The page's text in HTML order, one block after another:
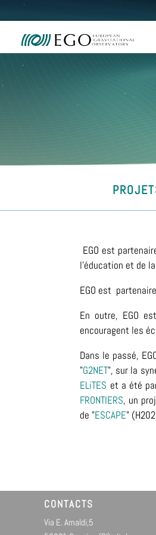
EGO est
l'éducation et de
EGO est
En outre, EGO
encouragent les
Dans le passé,
"G2NET", sur la
ELiTES et a été
FRONTIERS, un
de "ESCAPE"
CONTACTS
Via E. Amaldi,5